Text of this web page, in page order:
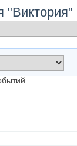
"Виктория"